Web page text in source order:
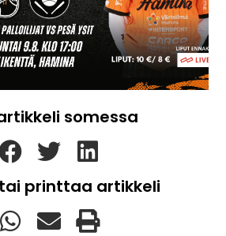
somessa
printtaa artikkeli